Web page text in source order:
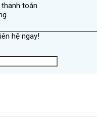
thanh toán
hệ ngay!